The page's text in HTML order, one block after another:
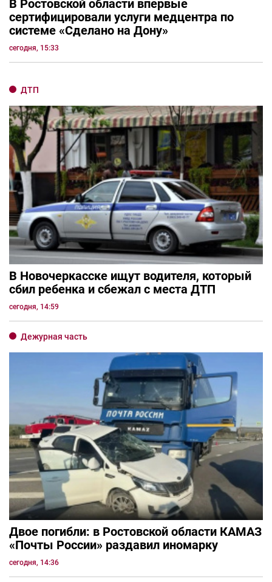
В Ростовской области впервые
сертифицировали услуги медцентра по
системе «Сделано на Дону»
сегодня, 15:33
ДТП
В Новочеркасске ищут водителя, который
сбил ребенка и сбежал с места ДТП
сегодня, 14:59
Дежурная часть
Двое погибли: в Ростовской области КАМАЗ
«Почты России» раздавил иномарку
сегодня, 14:36